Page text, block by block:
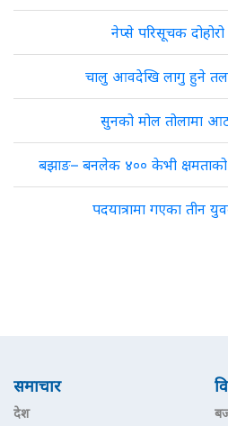
नेप्से परिसूचक
चालु आवदेखि लागु हुने
सुनको मोल तोलामा
बझाङ– बनलेक ४०० केभी क्षमताको
पदयात्रामा गएका तीन
समाचार
देश